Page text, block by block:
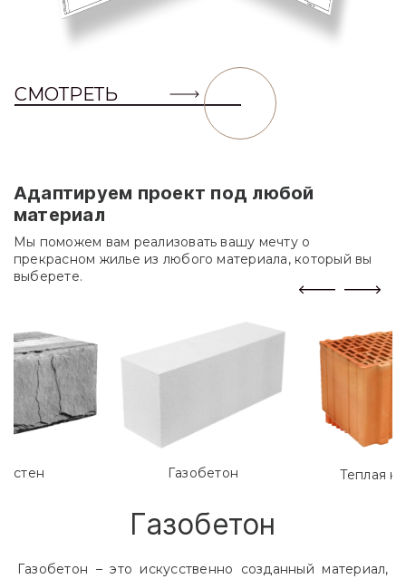
СМОТРЕТЬ
Адаптируем проект под любой
материал
Мы поможем вам реализовать вашу мечту о
прекрасном жилье из любого материала, который вы
выберете.
Газобетон Теплая
Газобетон
Газобетон – это искусственно созданный материал,